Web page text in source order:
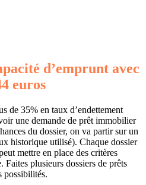
d’emprunt avec
euros
de 35% en taux d’endettement
une demande de prêt immobilier
du dossier, on va partir sur un
historique utilisé). Chaque dossier
mettre en place des critères
Faites plusieurs dossiers de prêts
possibilités.